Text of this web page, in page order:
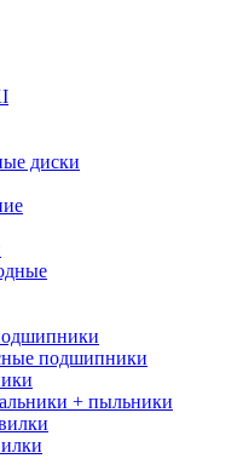
диски
подшипники
+ пыльники